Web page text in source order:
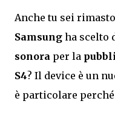
Anche tu sei
Samsung ha scelto
sonora per la
S4? Il device è un
è particolare